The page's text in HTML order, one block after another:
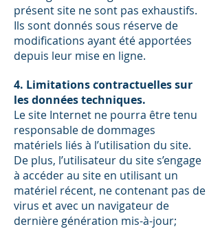
présent site ne sont pas exhaustifs.
Ils sont donnés sous réserve de
modifications ayant été apportées
depuis leur mise en ligne.
4. Limitations contractuelles sur
les données techniques.
Le site Internet ne pourra être tenu
responsable de dommages
matériels liés à l’utilisation du site.
De plus, l’utilisateur du site s’engage
à accéder au site en utilisant un
matériel récent, ne contenant pas de
virus et avec un navigateur de
dernière génération mis-à-jour;